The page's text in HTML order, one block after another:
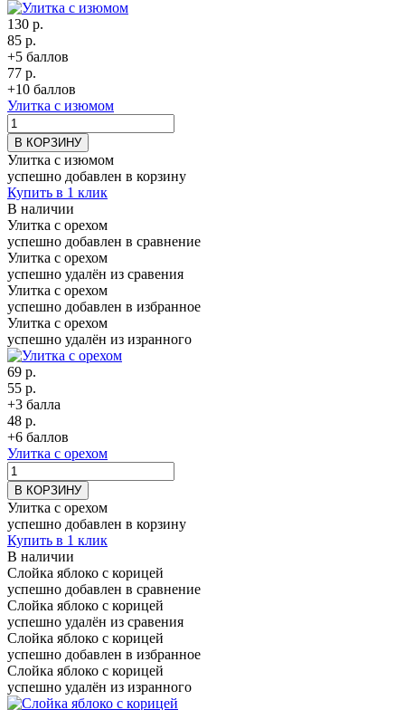
130 р.
85 р.
+5 баллов
77 р.
+10 баллов
Улитка с изюмом
В КОРЗИНУ
Улитка с изюмом
успешно добавлен в корзину
Купить в 1 клик
В наличии
Улитка с орехом
успешно добавлен в сравнение
Улитка с орехом
успешно удалён из сравения
Улитка с орехом
успешно добавлен в избранное
Улитка с орехом
успешно удалён из изранного
69 р.
55 р.
+3 балла
48 р.
+6 баллов
Улитка с орехом
В КОРЗИНУ
Улитка с орехом
успешно добавлен в корзину
Купить в 1 клик
В наличии
Слойка яблоко с корицей
успешно добавлен в сравнение
Слойка яблоко с корицей
успешно удалён из сравения
Слойка яблоко с корицей
успешно добавлен в избранное
Слойка яблоко с корицей
успешно удалён из изранного